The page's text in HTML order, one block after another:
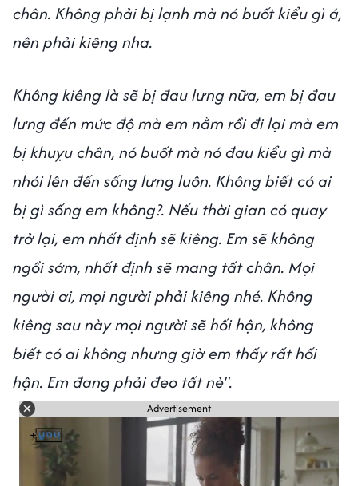
chân. Không phải bị lạnh mà nó buốt kiểu gì á,
nên phải kiêng nha.
Không kiêng là sẽ bị đau lưng nữa, em bị đau
lưng đến mức độ mà em nằm rồi đi lại mà em
bị khuỵu chân, nó buốt mà nó đau kiểu gì mà
nhói lên đến sống lưng luôn. Không biết có ai
bị gì sống em không?. Nếu thời gian có quay
trở lại, em nhất định sẽ kiêng. Em sẽ không
ngồi sớm, nhất định sẽ mang tất chân. Mọi
người ơi, mọi người phải kiêng nhé. Không
kiêng sau này mọi người sẽ hối hận, không
biết có ai không nhưng giờ em thấy rất hối
hận. Em đang phải đeo tất nè".
Advertisement